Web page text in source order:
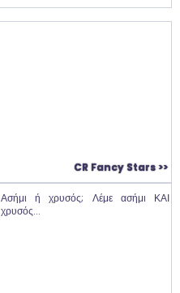
CR Fancy Stars >>
Ασήμι ή χρυσός; Λέμε ασήμι ΚΑΙ
χρυσός...